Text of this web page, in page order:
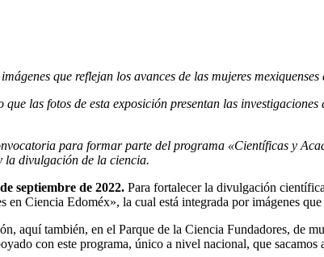
que reflejan los avances de las mujeres
las fotos de esta exposición presentan las
para formar parte del programa «Científicas y
la divulgación de la ciencia.
septiembre de 2022. Para fortalecer la divulgación
Ciencia Edoméx», la cual está integrada por imágenes
aquí también, en el Parque de la Ciencia Fundadores, de
con este programa, único a nivel nacional, que